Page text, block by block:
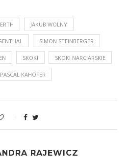
JAKUB WOLNY
SIMON STEINBERGER
SKOKI SKOKI NARCIARSKIE
KAHOFER
RAJEWICZ